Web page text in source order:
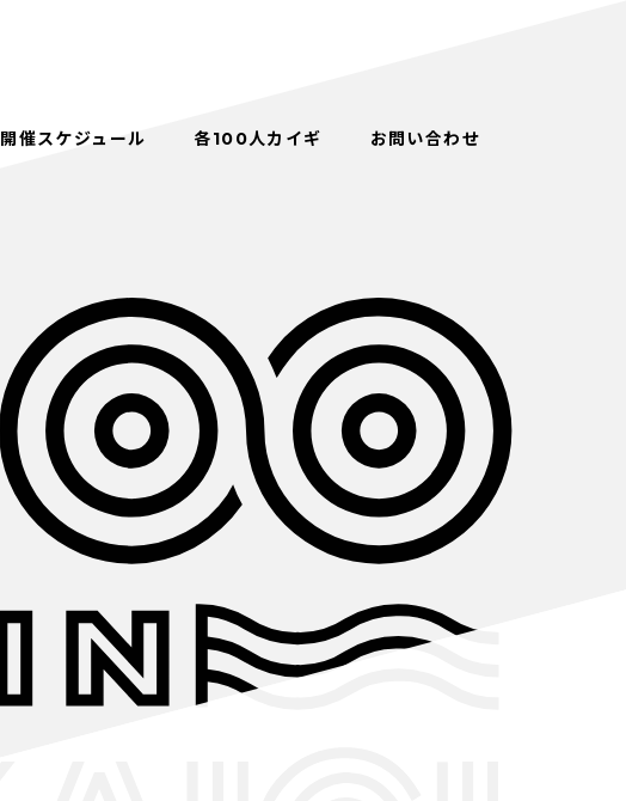
開催スケジュール 各100人カイギ お問い合わせ